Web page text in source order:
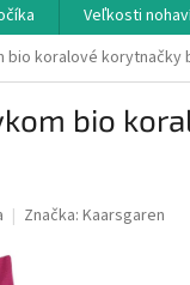
Veľkosti
bio koralové
bio
Značka: Kaarsgaren